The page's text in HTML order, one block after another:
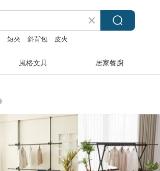
短夾 斜背包 皮夾
風格文具 居家餐廚